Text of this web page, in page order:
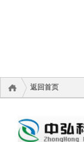
返回首页